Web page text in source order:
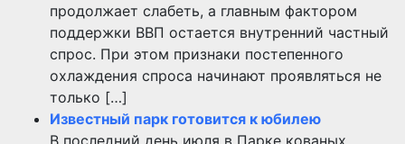
продолжает слабеть, а главным фактором
поддержки ВВП остается внутренний частный
спрос. При этом признаки постепенного
охлаждения спроса начинают проявляться не
только […]
Известный парк готовится к юбилею
В последний день июля в Парке кованых